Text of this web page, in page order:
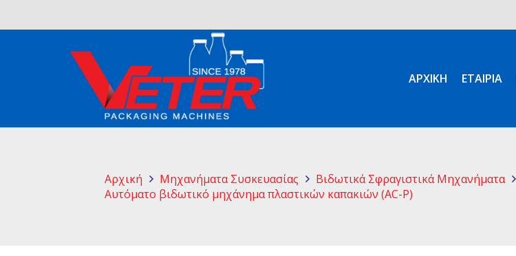
ΑΡΧΙΚΉ ΕΤΑΙΡΊΑ
Αρχική Μηχανήματα Συσκευασίας Βιδωτικά Σφραγιστικά Μηχανήματα
Αυτόματο βιδωτικό μηχάνημα πλαστικών καπακιών (AC-P)